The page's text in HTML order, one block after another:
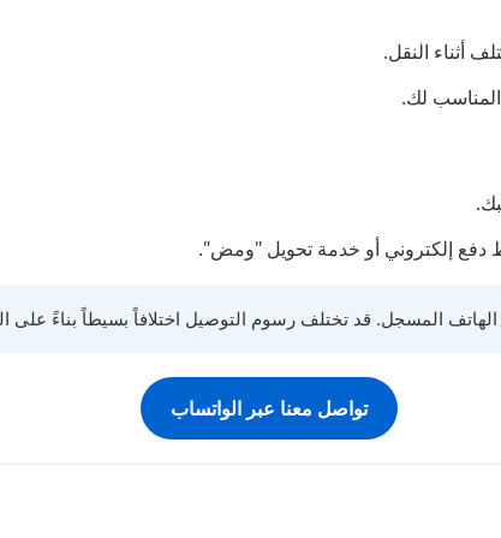
أثناء النقل.
لك.
دفع إلكتروني أو خدمة تحويل "ومض".
المسجل. قد تختلف رسوم التوصيل اختلافاً بسيطاً بناءً على
تواصل معنا عبر الواتساب